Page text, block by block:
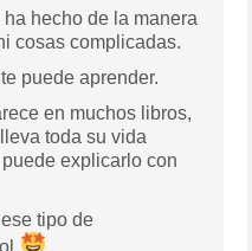
hecho de la manera
cosas complicadas.
puede aprender.
en muchos libros,
toda su vida
explicarlo con
tipo de